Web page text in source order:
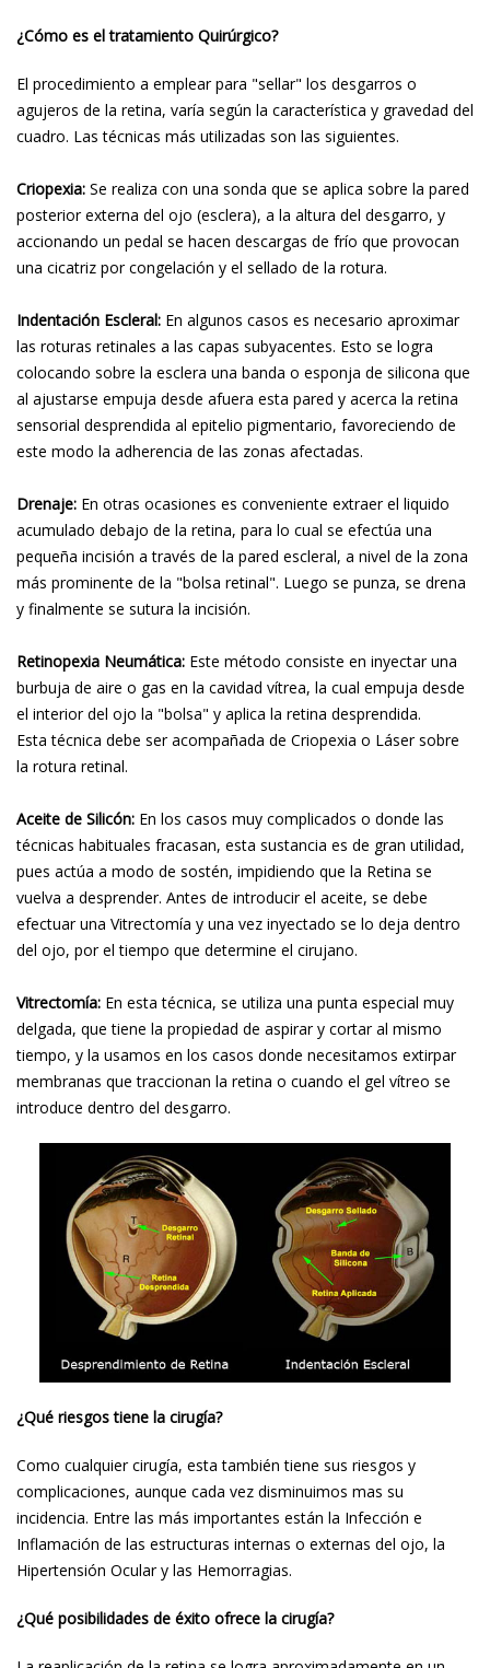
¿Cómo es el tratamiento Quirúrgico?
El procedimiento a emplear para "sellar" los desgarros o
agujeros de la retina, varía según la característica y gravedad del
cuadro. Las técnicas más utilizadas son las siguientes.
Criopexia: Se realiza con una sonda que se aplica sobre la pared
posterior externa del ojo (esclera), a la altura del desgarro, y
accionando un pedal se hacen descargas de frío que provocan
una cicatriz por congelación y el sellado de la rotura.
Indentación Escleral: En algunos casos es necesario aproximar
las roturas retinales a las capas subyacentes. Esto se logra
colocando sobre la esclera una banda o esponja de silicona que
al ajustarse empuja desde afuera esta pared y acerca la retina
sensorial desprendida al epitelio pigmentario, favoreciendo de
este modo la adherencia de las zonas afectadas.
Drenaje: En otras ocasiones es conveniente extraer el liquido
acumulado debajo de la retina, para lo cual se efectúa una
pequeña incisión a través de la pared escleral, a nivel de la zona
más prominente de la "bolsa retinal". Luego se punza, se drena
y finalmente se sutura la incisión.
Retinopexia Neumática: Este método consiste en inyectar una
burbuja de aire o gas en la cavidad vítrea, la cual empuja desde
el interior del ojo la "bolsa" y aplica la retina desprendida.
Esta técnica debe ser acompañada de Criopexia o Láser sobre
la rotura retinal.
Aceite de Silicón: En los casos muy complicados o donde las
técnicas habituales fracasan, esta sustancia es de gran utilidad,
pues actúa a modo de sostén, impidiendo que la Retina se
vuelva a desprender. Antes de introducir el aceite, se debe
efectuar una Vitrectomía y una vez inyectado se lo deja dentro
del ojo, por el tiempo que determine el cirujano.
Vitrectomía: En esta técnica, se utiliza una punta especial muy
delgada, que tiene la propiedad de aspirar y cortar al mismo
tiempo, y la usamos en los casos donde necesitamos extirpar
membranas que traccionan la retina o cuando el gel vítreo se
introduce dentro del desgarro.
¿Qué riesgos tiene la cirugía?
Como cualquier cirugía, esta también tiene sus riesgos y
complicaciones, aunque cada vez disminuimos mas su
incidencia. Entre las más importantes están la Infección e
Inflamación de las estructuras internas o externas del ojo, la
Hipertensión Ocular y las Hemorragias.
¿Qué posibilidades de éxito ofrece la cirugía?